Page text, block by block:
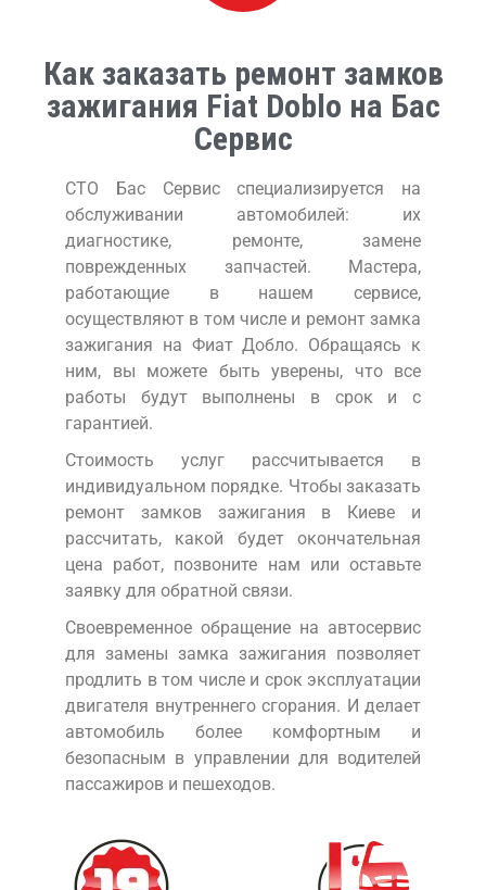
Как заказать ремонт замков
зажигания Fiat Doblo на Бас
Сервис
СТО Бас Сервис специализируется на
обслуживании автомобилей: их
диагностике, ремонте, замене
поврежденных запчастей. Мастера,
работающие в нашем сервисе,
осуществляют в том числе и ремонт замка
зажигания на Фиат Добло. Обращаясь к
ним, вы можете быть уверены, что все
работы будут выполнены в срок и с
гарантией.
Стоимость услуг рассчитывается в
индивидуальном порядке. Чтобы заказать
ремонт замков зажигания в Киеве и
рассчитать, какой будет окончательная
цена работ, позвоните нам или оставьте
заявку для обратной связи.
Своевременное обращение на автосервис
для замены замка зажигания позволяет
продлить в том числе и срок эксплуатации
двигателя внутреннего сгорания. И делает
автомобиль более комфортным и
безопасным в управлении для водителей
пассажиров и пешеходов.